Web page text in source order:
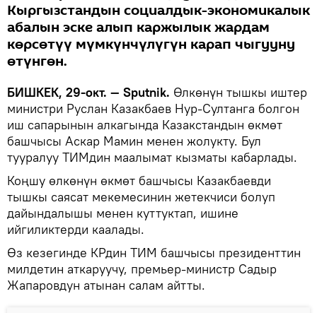
Кыргызстандын социалдык-экономикалык
абалын эске алып каржылык жардам
көрсөтүү мүмкүнчүлүгүн карап чыгууну
өтүнгөн.
БИШКЕК, 29-окт. — Sputnik. Өлкөнүн тышкы иштер
министри Руслан Казакбаев Нур-Султанга болгон
иш сапарынын алкагында Казакстандын өкмөт
башчысы Аскар Мамин менен жолукту. Бул
тууралуу ТИМдин маалымат кызматы кабарлады.
Коңшу өлкөнүн өкмөт башчысы Казакбаевди
тышкы саясат мекемесинин жетекчиси болуп
дайындалышы менен куттуктап, ишине
ийгиликтерди каалады.
Өз кезегинде КРдин ТИМ башчысы президенттин
милдетин аткаруучу, премьер-министр Садыр
Жапаровдун атынан салам айтты.